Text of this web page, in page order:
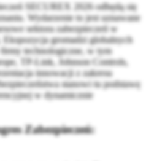
SECUREX 2026 odbędą się
Wydarzenie to jest uznawane
sektora zabezpieczeń w
gromadzi globalnych
technologiczne, w tym
TP-Link, Johnson Controls,
innowacji z zakresu
stanowi tu podstawę
w dynamicznie
Zabezpieczeń: